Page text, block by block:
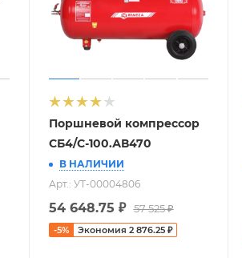
Поршневой компрессор
СБ4/С-100.АВ470
В НАЛИЧИИ
Арт.: УТ-00004806
54 648.75 ₽ 57 525₽
-5% Экономия 2 876.25₽